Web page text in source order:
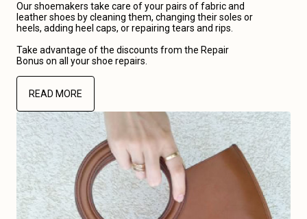
Our shoemakers take care of your pairs of fabric and
leather shoes by cleaning them, changing their soles or
heels, adding heel caps, or repairing tears and rips.
Take advantage of the discounts from the Repair
Bonus on all your shoe repairs.
READ MORE